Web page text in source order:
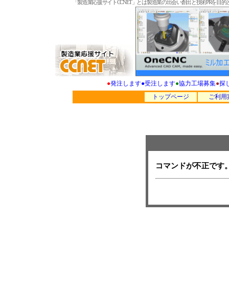
「製造業応援サイトCCNET」とは製造業の出会い創出と技術PRを
●発注します●受注します●協力工場募集●探
トップページ
ご利用
コマンドが不正です